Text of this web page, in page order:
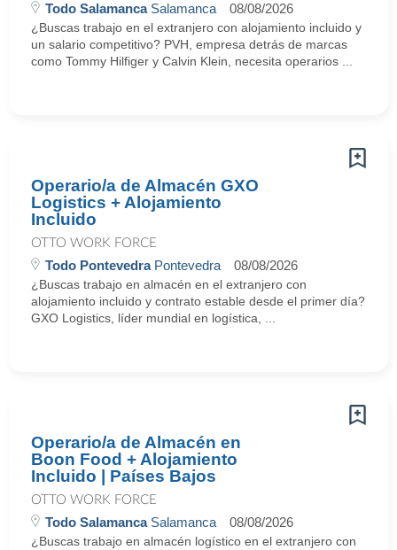
Todo SalamancaSalamanca 08/08/2026
¿Buscas trabajo en el extranjero con alojamiento incluido y
un salario competitivo? PVH, empresa detrás de marcas
como Tommy Hilfiger y Calvin Klein, necesita operarios ...
Operario/a de Almacén GXO
Logistics + Alojamiento
Incluido
OTTO WORK FORCE
Todo PontevedraPontevedra 08/08/2026
¿Buscas trabajo en almacén en el extranjero con
alojamiento incluido y contrato estable desde el primer día?
GXO Logistics, líder mundial en logística, ...
Operario/a de Almacén en
Boon Food + Alojamiento
Incluido | Países Bajos
OTTO WORK FORCE
Todo SalamancaSalamanca 08/08/2026
¿Buscas trabajo en almacén logístico en el extranjero con